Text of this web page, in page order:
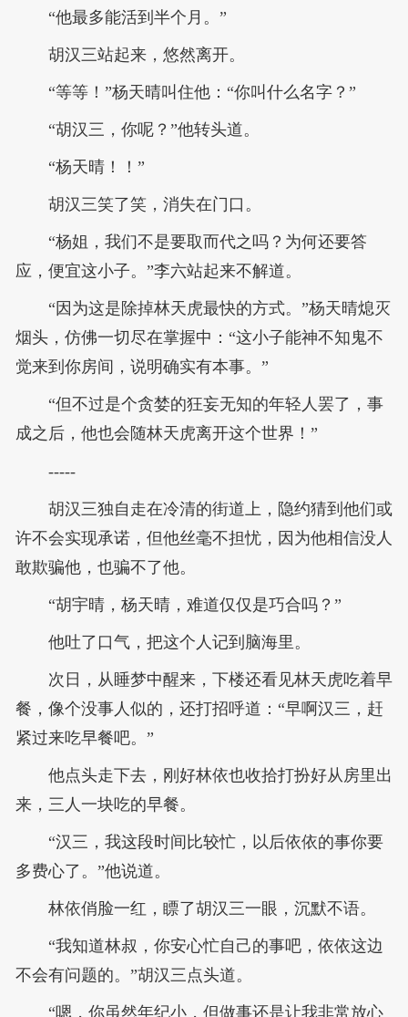
“他最多能活到半个月。”
胡汉三站起来，悠然离开。
“等等！”杨天晴叫住他：“你叫什么名字？”
“胡汉三，你呢？”他转头道。
“杨天晴！！”
胡汉三笑了笑，消失在门口。
“杨姐，我们不是要取而代之吗？为何还要答
应，便宜这小子。”李六站起来不解道。
“因为这是除掉林天虎最快的方式。”杨天晴熄灭
烟头，仿佛一切尽在掌握中：“这小子能神不知鬼不
觉来到你房间，说明确实有本事。”
“但不过是个贪婪的狂妄无知的年轻人罢了，事
成之后，他也会随林天虎离开这个世界！”
-----
胡汉三独自走在冷清的街道上，隐约猜到他们或
许不会实现承诺，但他丝毫不担忧，因为他相信没人
敢欺骗他，也骗不了他。
“胡宇晴，杨天晴，难道仅仅是巧合吗？”
他吐了口气，把这个人记到脑海里。
次日，从睡梦中醒来，下楼还看见林天虎吃着早
餐，像个没事人似的，还打招呼道：“早啊汉三，赶
紧过来吃早餐吧。”
他点头走下去，刚好林依也收拾打扮好从房里出
来，三人一块吃的早餐。
“汉三，我这段时间比较忙，以后依依的事你要
多费心了。”他说道。
林依俏脸一红，瞟了胡汉三一眼，沉默不语。
“我知道林叔，你安心忙自己的事吧，依依这边
不会有问题的。”胡汉三点头道。
“嗯，你虽然年纪小，但做事还是让我非常放心